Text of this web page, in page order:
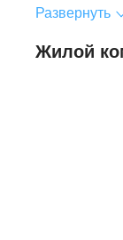
Развернуть
Жилой